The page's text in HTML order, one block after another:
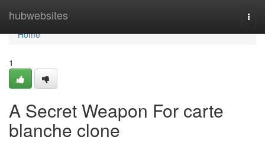
hubwebsites
Home
Home
1
A Secret Weapon For carte
blanche clone